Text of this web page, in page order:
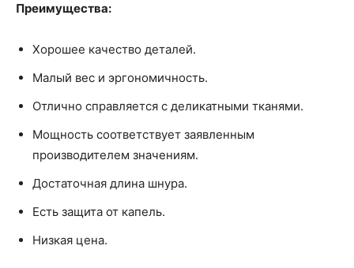
Преимущества:
Хорошее качество деталей.
Малый вес и эргономичность.
Отлично справляется с деликатными тканями.
Мощность соответствует заявленным
производителем значениям.
Достаточная длина шнура.
Есть защита от капель.
Низкая цена.